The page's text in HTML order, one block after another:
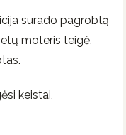
surado pagrobtą
moteris teigė,
keistai,